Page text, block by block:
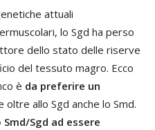
attuali
lo Sgd ha perso
dello stato delle riserve
del tessuto magro. Ecco
è da preferire un
oltre allo Sgd anche lo Smd.
Sgd ad essere